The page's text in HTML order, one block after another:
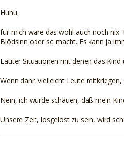
Huhu,
für mich wäre das wohl auch noch
Blödsinn oder so macht. Es kann ja
Lauter Situationen mit denen das Kind
Wenn dann vielleicht Leute
Nein, ich würde schauen, daß mein
Unsere Zeit, losgelöst zu sein, wird